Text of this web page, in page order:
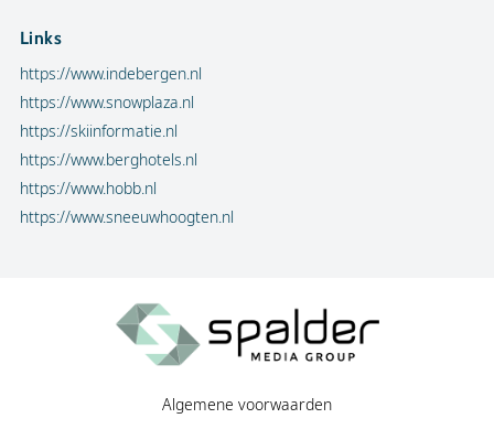
Links
https://www.indebergen.nl
https://www.snowplaza.nl
https://skiinformatie.nl
https://www.berghotels.nl
https://www.hobb.nl
https://www.sneeuwhoogten.nl
Algemene voorwaarden